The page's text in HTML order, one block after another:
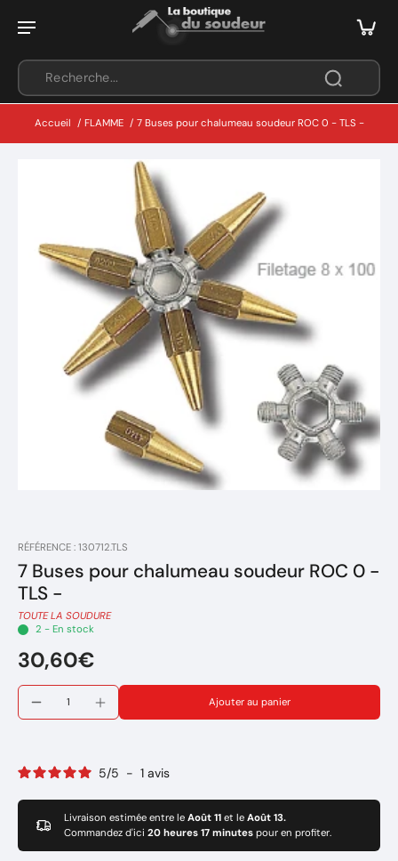
Accueil / FLAMME / 7 Buses pour chalumeau soudeur ROC 0 - TLS -
RÉFÉRENCE : 130712.TLS
7 Buses pour chalumeau soudeur ROC 0 -
TLS -
TOUTE LA SOUDURE
2 - En stock
30,60€
Ajouter au panier
5/5 - 1 avis
Livraison estimée entre le Août 11 et le Août 13.
Commandez d'ici 20 heures 17 minutes pour en profiter.